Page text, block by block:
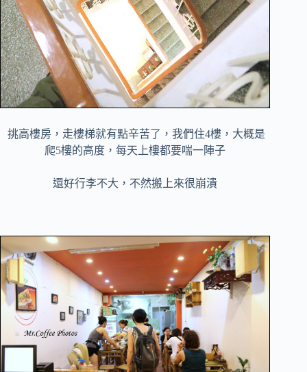
挑高樓房，走樓梯就有點辛苦了，我們住4樓，大概是
爬5樓的高度，每天上樓都要喘一陣子
還好行李不大，不然搬上來很崩潰